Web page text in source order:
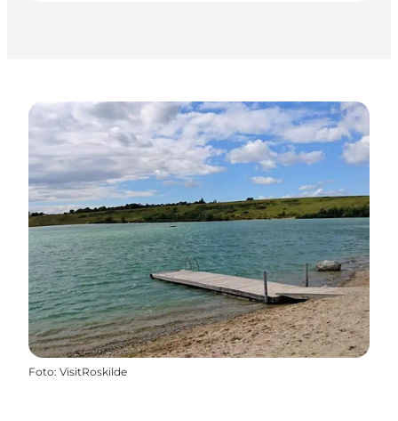
Foto: VisitRoskilde